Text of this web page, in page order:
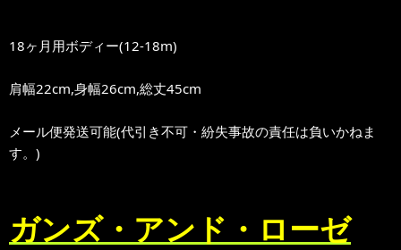
18ヶ月用ボディー(12-18m)
肩幅22cm,身幅26cm,総丈45cm
メール便発送可能(代引き不可・紛失事故の責任は負いかねま
す。)
ガンズ・アンド・ローゼ